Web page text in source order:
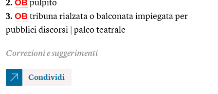
2. OB pulpito
3. OB tribuna rialzata o balconata impiegata per
pubblici discorsi
palco teatrale
Correzioni e suggerimenti
Condividi